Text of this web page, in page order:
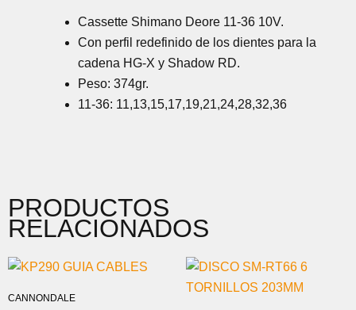
Cassette Shimano Deore 11-36 10V.
Con perfil redefinido de los dientes para la
cadena HG-X y Shadow RD.
Peso: 374gr.
11-36: 11,13,15,17,19,21,24,28,32,36
PRODUCTOS
RELACIONADOS
CANNONDALE